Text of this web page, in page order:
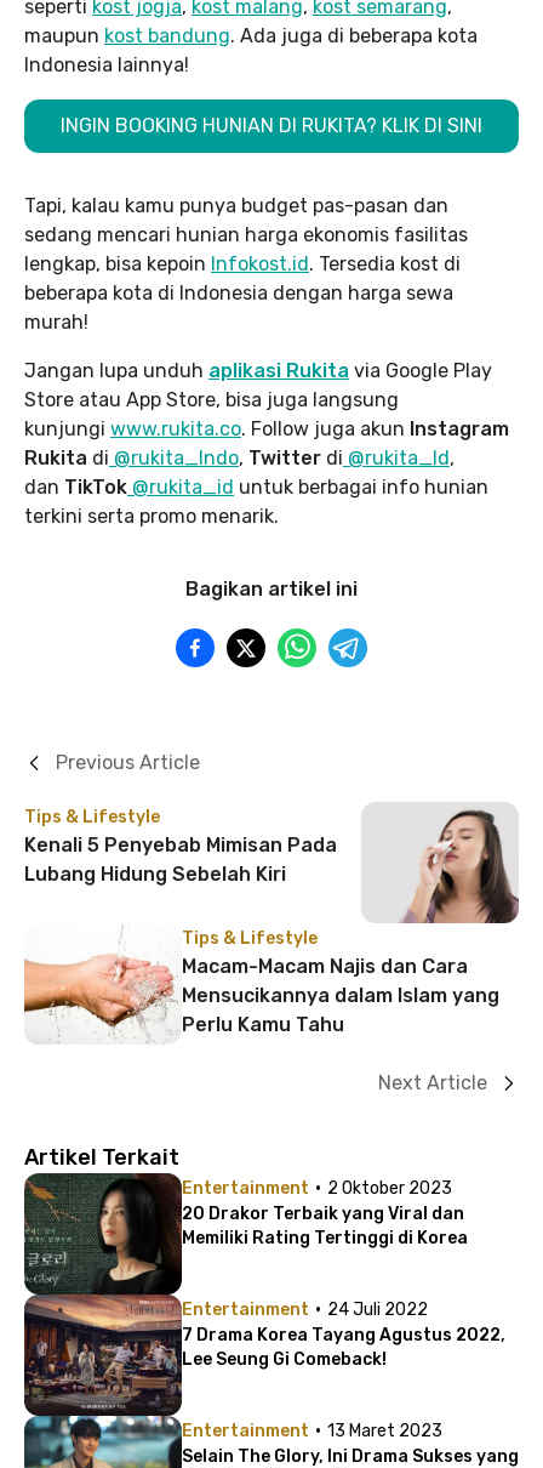
seperti kost jogja, kost malang, kost semarang,
maupun kost bandung. Ada juga di beberapa kota
Indonesia lainnya!
INGIN BOOKING HUNIAN DI RUKITA? KLIK DI SINI
Tapi, kalau kamu punya budget pas-pasan dan
sedang mencari hunian harga ekonomis fasilitas
lengkap, bisa kepoin Infokost.id. Tersedia kost di
beberapa kota di Indonesia dengan harga sewa
murah!
Jangan lupa unduh aplikasi Rukita via Google Play
Store atau App Store, bisa juga langsung
kunjungi www.rukita.co. Follow juga akun Instagram
Rukita di @rukita_Indo, Twitter di @rukita_Id,
dan TikTok @rukita_id untuk berbagai info hunian
terkini serta promo menarik.
Bagikan artikel ini
Tips & Lifestyle
Kenali 5 Penyebab Mimisan Pada
Lubang Hidung Sebelah Kiri
Previous Article
Tips & Lifestyle
Macam-Macam Najis dan Cara
Mensucikannya dalam Islam yang
Perlu Kamu Tahu
Next Article
Artikel Terkait
Entertainment · 2 Oktober 2023
20 Drakor Terbaik yang Viral dan
Memiliki Rating Tertinggi di Korea
Entertainment · 24 Juli 2022
7 Drama Korea Tayang Agustus 2022,
Lee Seung Gi Comeback!
Entertainment · 13 Maret 2023
Selain The Glory, Ini Drama Sukses yang